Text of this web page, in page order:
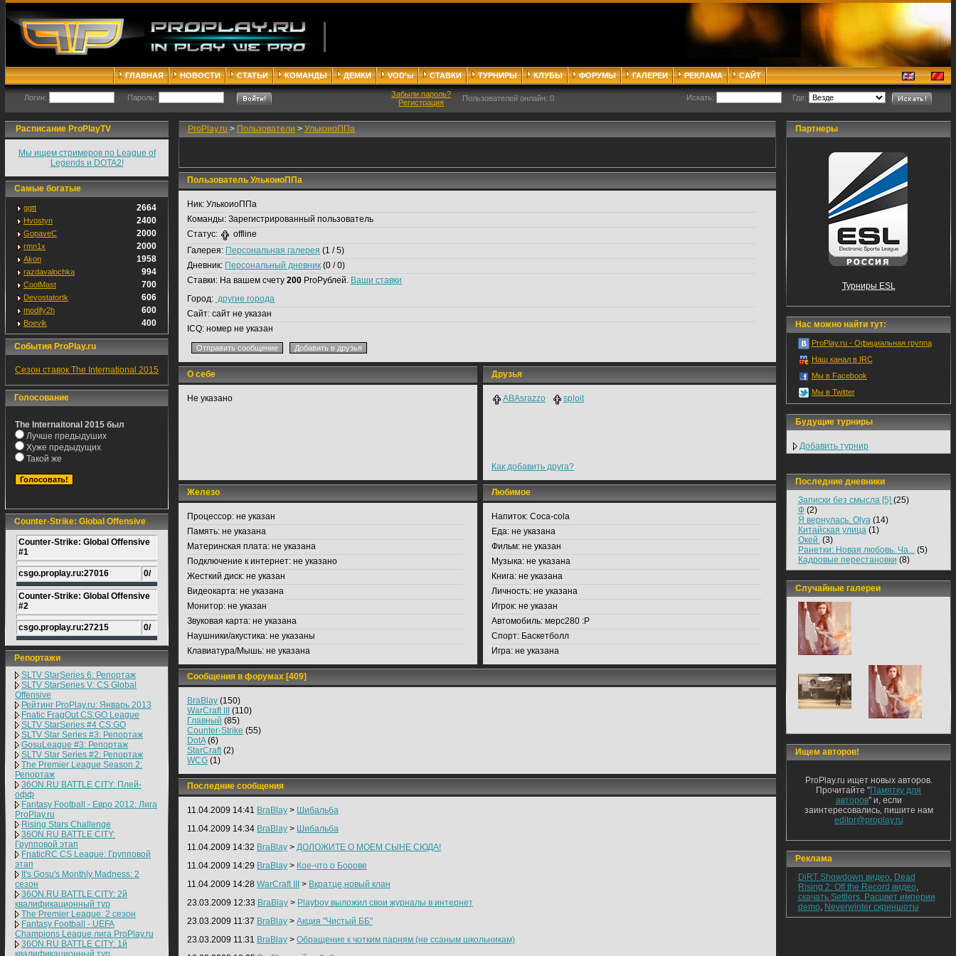
ГЛАВНАЯ НОВОСТИ СТАТЬИ КОМАНДЫ ДЕМКИ VOD'ы СТАВКИ ТУРНИРЫ КЛУБЫ ФОРУМЫ ГАЛЕРЕИ РЕКЛАМА САЙТ
Логин: Пароль:
Забыли пароль?
Регистрация
Пользователей онлайн: 0 Искать: Где:
Расписание ProPlayTV
Мы ищем стримеров по League of
Legends и DOTA2!
Самые богатые
ggtt 2664
Hvostyn 2400
GopaveC 2000
rmn1x 2000
Akon 1958
razdavalochka 994
CoolMast 700
Devostatortk 606
modify2h 600
Boevik 400
События ProPlay.ru
Сезон ставок The International 2015
Голосование
The Internaitonal 2015 был
Лучше предыдуших
Хуже предыдущих
Такой же
Counter-Strike: Global Offensive
Counter-Strike: Global Offensive
#1
csgo.proplay.ru:27016 0/
Counter-Strike: Global Offensive
#2
csgo.proplay.ru:27215 0/
Репортажи
SLTV StarSeries 6: Репортаж
SLTV StarSeries V: CS Global
Offensive
Рейтинг ProPlay.ru: Январь 2013
Fnatic FragOut CS:GO League
SLTV StarSeries #4 CS:GO
SLTV Star Series #3: Репортаж
GosuLeague #3: Репортаж
SLTV Star Series #2: Репортаж
The Premier League Season 2:
Репортаж
36ON.RU BATTLE CITY: Плей-
офф
Fantasy Football - Евро 2012: Лига
ProPlay.ru
Rising Stars Challenge
36ON.RU BATTLE CITY:
Групповой этап
FnaticRC CS League: Групповой
этап
It's Gosu's Monthly Madness: 2
сезон
36ON.RU BATTLE CITY: 2й
квалификационный тур
The Premier League: 2 cезон
Fantasy Football - UEFA
Champions League лига ProPlay.ru
36ON.RU BATTLE CITY: 1й
квалификационный тур
ProPlay.ru > Пользователи > УлькоиоППа
Пользователь УлькоиоППа
Ник: УлькоиоППа
Команды: Зарегистрированный пользователь
Статус:
offline
Галерея: Персональная галерея (1 / 5)
Дневник: Персональный дневник (0 / 0)
Ставки: На вашем счету 200 ProРублей. Ваши ставки
Город: другие города
Сайт: сайт не указан
ICQ: номер не указан
О себе
Не указано
Друзья
ABAsrazzo sploit
Как добавить друга?
Железо
Процессор: не указан
Память: не указана
Материнская плата: не указана
Подключение к интернет: не указано
Жесткий диск: не указан
Видеокарта: не указана
Монитор: не указан
Звуковая карта: не указана
Наушники/акустика: не указаны
Клавиатура/Мышь: не указана
Любимое
Напиток: Coca-cola
Еда: не указана
Фильм: не указан
Музыка: не указана
Книга: не указана
Личность: не указана
Игрок: не указан
Автомобиль: мерс280 :P
Спорт: Баскетболл
Игра: не указана
Сообщения в форумах [409]
BraBlay (150)
WarCraft III
(110)
Главный (85)
Counter-Strike (55)
DotA(6)
StarCraft(2)
WCG (1)
Последние сообщения
11.04.2009 14:41 BraBlay > Шибальба
11.04.2009 14:34 BraBlay > Шибальба
11.04.2009 14:32 BraBlay > ДОЛОЖИТЕ О МОЕМ СЫНЕ СЮДА!
11.04.2009 14:29 BraBlay > Кое-что о Борове
11.04.2009 14:28 WarCraft III > Вкратце,новый клан
23.03.2009 12:33 BraBlay > Playboy выложил свои журналы в интернет
23.03.2009 11:37 BraBlay > Акция "Чистый ББ"
23.03.2009 11:31 BraBlay > Обращение к чотким парням (не ссаным школьникам)
Партнеры
Турниры ESL
Нас можно найти тут:
ProPlay.ru - Официальная группа
Наш канал в IRC
Мы в Facebook
Мы в Twitter
Будущие турниры
Добавить турнир
Последние дневники
Записки без смысла [5] (25)
Ф(2)
Я вернулась. Olya(14)
Китайская улица(1)
Окей.(3)
Ранетки: Новая любовь. Ча...(5)
Кадровые перестановки (8)
Случайные галереи
Ищем авторов!
ProPlay.ru ищет новых авторов.
Прочитайте "Памятку для
авторов" и, если
заинтересовались, пишите нам
editor@proplay.ru
Реклама
DiRT Showdown видео, Dead
Rising 2: Off the Record видео,
скачать Settlers. Расцвет империи
demo, Neverwinter скриншоты